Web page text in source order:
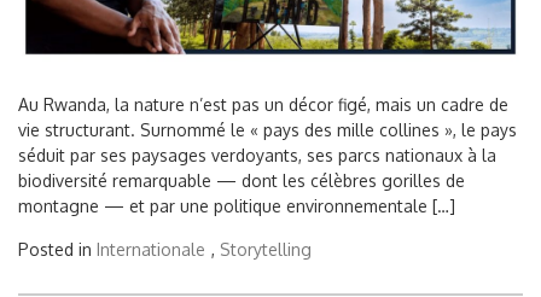
Au Rwanda, la nature n’est pas un décor figé, mais un cadre de
vie structurant. Surnommé le « pays des mille collines », le pays
séduit par ses paysages verdoyants, ses parcs nationaux à la
biodiversité remarquable — dont les célèbres gorilles de
montagne — et par une politique environnementale […]
Posted in Internationale , Storytelling